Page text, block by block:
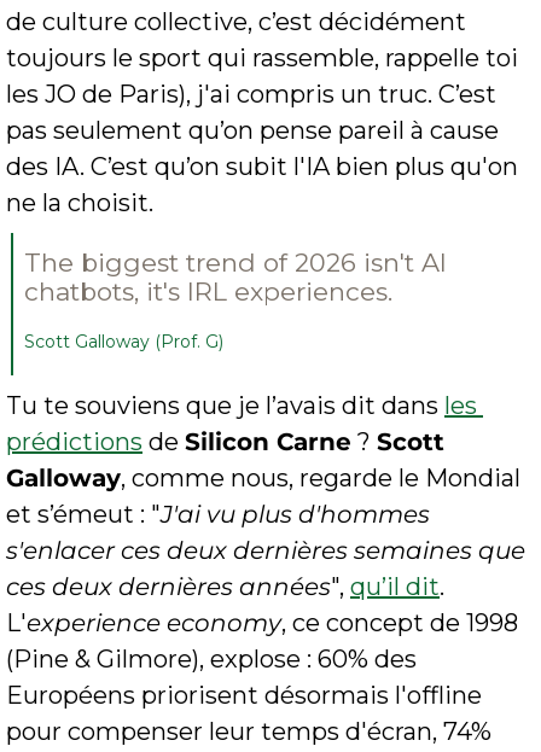
de culture collective, c’est décidément
toujours le sport qui rassemble, rappelle toi
les JO de Paris), j'ai compris un truc. C’est
pas seulement qu’on pense pareil à cause
des IA. C’est qu’on subit l'IA bien plus qu'on
ne la choisit.
The biggest trend of 2026 isn't AI
chatbots, it's IRL experiences.
Scott Galloway (Prof. G)
Tu te souviens que je l’avais dit dans les
prédictions de Silicon Carne ? Scott
Galloway, comme nous, regarde le Mondial
et s’émeut : "J'ai vu plus d'hommes
s'enlacer ces deux dernières semaines que
ces deux dernières années", qu’il dit.
L'experience economy, ce concept de 1998
(Pine & Gilmore), explose : 60% des
Européens priorisent désormais l'offline
pour compenser leur temps d'écran, 74%